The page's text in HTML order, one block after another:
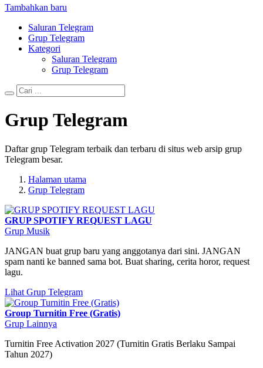
Tambahkan baru
Saluran Telegram
Grup Telegram
Kategori
Saluran Telegram
Grup Telegram
Grup Telegram
Daftar grup Telegram terbaik dan terbaru di situs web arsip grup
Telegram besar.
Halaman utama
Grup Telegram
GRUP SPOTIFY REQUEST LAGU
Grup Musik
JANGAN buat grup baru yang anggotanya dari sini. JANGAN
spam nanti ke banned sama bot. Buat sharing, cerita horor, request
lagu.
Lihat Grup Telegram
Group Turnitin Free (Gratis)
Grup Lainnya
Turnitin Free Activation 2027 (Turnitin Gratis Berlaku Sampai
Tahun 2027)